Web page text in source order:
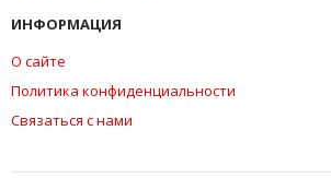
ИНФОРМАЦИЯ
О сайте
Политика конфиденциальности
Связаться с нами